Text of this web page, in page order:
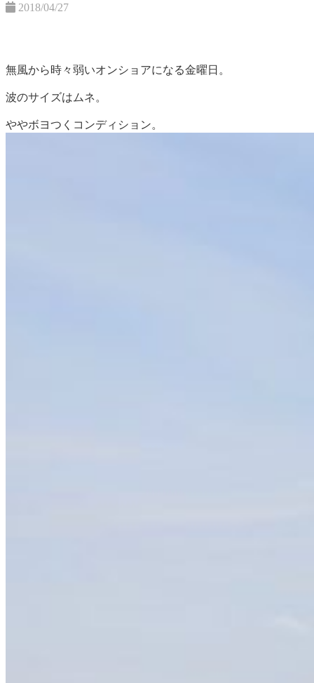
2018/04/27
無風から時々弱いオンショアになる金曜日。
波のサイズはムネ。
ややボヨつくコンディション。